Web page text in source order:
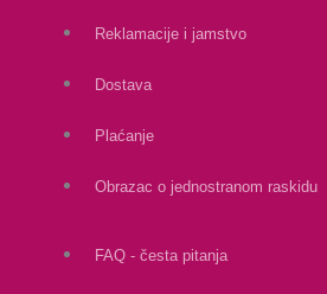
Reklamacije i jamstvo
Dostava
Plaćanje
Obrazac o jednostranom raskidu
FAQ - česta pitanja